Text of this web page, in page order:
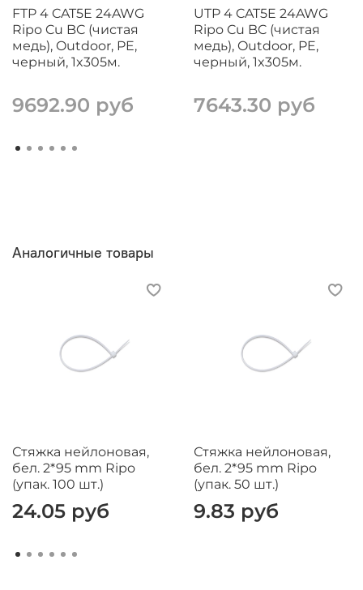
FTP 4 CAT5E 24AWG
Ripo Cu BC (чистая
медь), Outdoor, PE,
черный, 1x305м.
9692.90 руб
UTP 4 CAT5E 24AWG
Ripo Cu BC (чистая
медь), Outdoor, PE,
черный, 1x305м.
7643.30 руб
Аналогичные товары
Стяжка нейлоновая,
бел. 2*95 mm Ripo
(упак. 100 шт.)
24.05 руб
Стяжка нейлоновая,
бел. 2*95 mm Ripo
(упак. 50 шт.)
9.83 руб